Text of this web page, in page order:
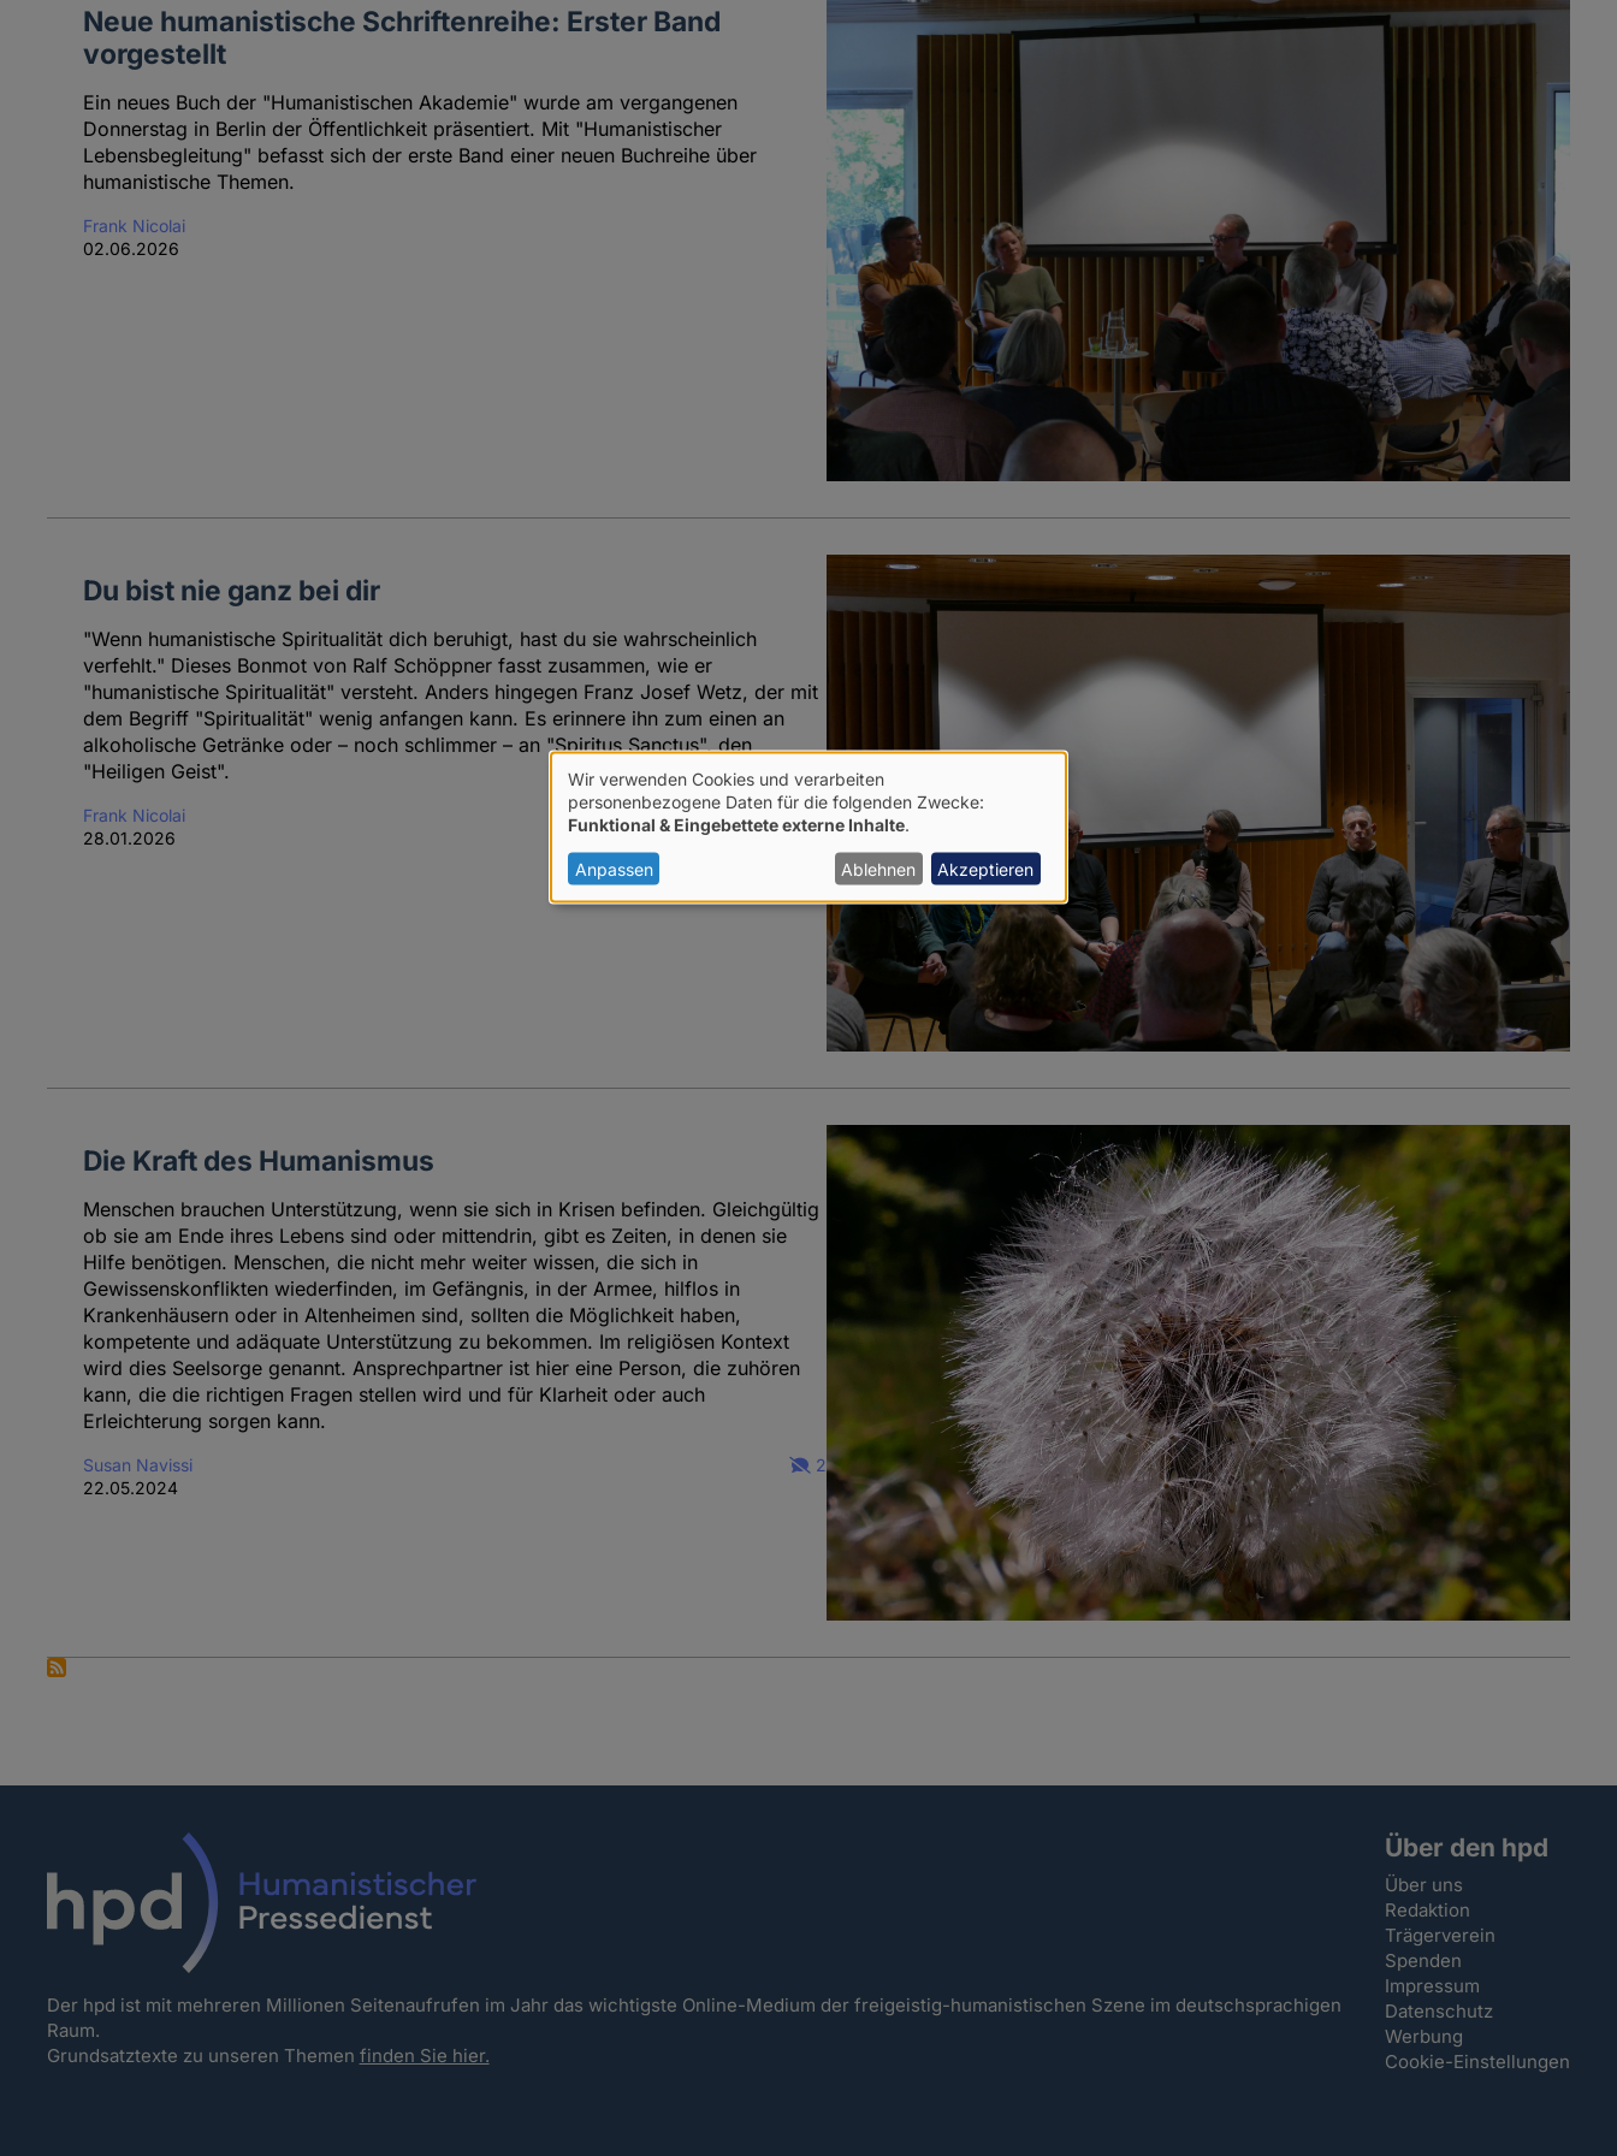
Neue humanistische Schriftenreihe: Erster Band
vorgestellt
Ein neues Buch der "Humanistischen Akademie" wurde am vergangenen
Donnerstag in Berlin der Öffentlichkeit präsentiert. Mit "Humanistischer
Lebensbegleitung" befasst sich der erste Band einer neuen Buchreihe über
humanistische Themen.
Frank Nicolai
02.06.2026
Du bist nie ganz bei dir
"Wenn humanistische Spiritualität dich beruhigt, hast du sie wahrscheinlich
verfehlt." Dieses Bonmot von Ralf Schöppner fasst zusammen, wie er
"humanistische Spiritualität" versteht. Anders hingegen Franz Josef Wetz, der mit
dem Begriff "Spiritualität" wenig anfangen kann. Es erinnere ihn zum einen an
alkoholische Getränke oder – noch schlimmer – an "Spiritus Sanctus", den
"Heiligen Geist".
Frank Nicolai
28.01.2026
Die Kraft des Humanismus
Menschen brauchen Unterstützung, wenn sie sich in Krisen befinden. Gleichgültig
ob sie am Ende ihres Lebens sind oder mittendrin, gibt es Zeiten, in denen sie
Hilfe benötigen. Menschen, die nicht mehr weiter wissen, die sich in
Gewissenskonflikten wiederfinden, im Gefängnis, in der Armee, hilflos in
Krankenhäusern oder in Altenheimen sind, sollten die Möglichkeit haben,
kompetente und adäquate Unterstützung zu bekommen. Im religiösen Kontext
wird dies Seelsorge genannt. Ansprechpartner ist hier eine Person, die zuhören
kann, die die richtigen Fragen stellen wird und für Klarheit oder auch
Erleichterung sorgen kann.
Susan Navissi
22.05.2024
2
Der hpd ist mit mehreren Millionen Seitenaufrufen im Jahr das wichtigste Online-Medium der freigeistig-humanistischen Szene im deutschsprachigen
Raum.
Grundsatztexte zu unseren Themen finden Sie hier.
Über den hpd
Über uns
Redaktion
Trägerverein
Spenden
Impressum
Datenschutz
Werbung
Cookie-Einstellungen
Verwendung
von
personenbezogenen
Daten
Wir verwenden Cookies und verarbeiten
personenbezogene Daten für die folgenden Zwecke:
Funktional & Eingebettete externe Inhalte.
Anpassen Ablehnen Akzeptieren